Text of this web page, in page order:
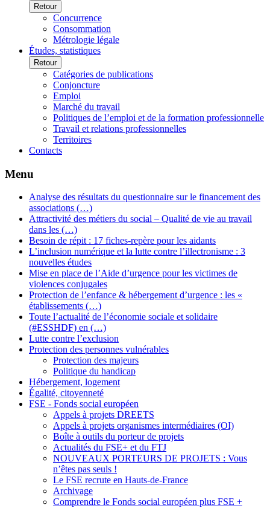
Retour
Concurrence
Consommation
Métrologie légale
Études, statistiques
Retour
Catégories de publications
Conjoncture
Emploi
Marché du travail
Politiques de l’emploi et de la formation professionnelle
Travail et relations professionnelles
Territoires
Contacts
Menu
Analyse des résultats du questionnaire sur le financement des
associations (…)
Attractivité des métiers du social – Qualité de vie au travail
dans les (…)
Besoin de répit : 17 fiches-repère pour les aidants
L’inclusion numérique et la lutte contre l’illectronisme : 3
nouvelles études
Mise en place de l’Aide d’urgence pour les victimes de
violences conjugales
Protection de l’enfance & hébergement d’urgence : les «
établissements (…)
Toute l’actualité de l’économie sociale et solidaire
(#ESSHDF) en (…)
Lutte contre l’exclusion
Protection des personnes vulnérables
Protection des majeurs
Politique du handicap
Hébergement, logement
Égalité, citoyenneté
FSE - Fonds social européen
Appels à projets DREETS
Appels à projets organismes intermédiaires (OI)
Boîte à outils du porteur de projets
Actualités du FSE+ et du FTJ
NOUVEAUX PORTEURS DE PROJETS : Vous
n’êtes pas seuls !
Le FSE recrute en Hauts-de-France
Archivage
Comprendre le Fonds social européen plus FSE +